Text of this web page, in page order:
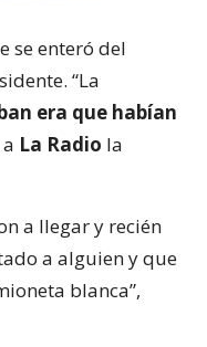
se enteró del
“La
era que habían
La Radio la
a llegar y recién
a alguien y que
blanca”,